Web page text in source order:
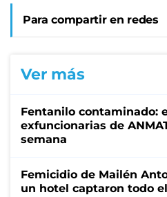
Para compartir en redes
Ver más
Fentanilo contaminado:
exfuncionarias de
semana
Femicidio de Mailén
un hotel captaron todo